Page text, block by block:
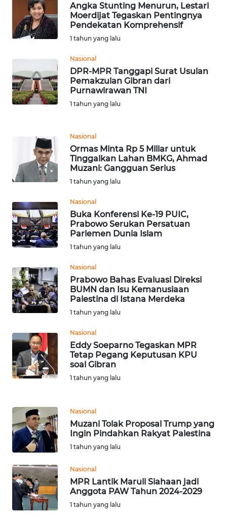
Angka Stunting Menurun, Lestari
Moerdijat Tegaskan Pentingnya
Pendekatan Komprehensif
1 tahun yang lalu
Nasional
DPR-MPR Tanggapi Surat Usulan
Pemakzulan Gibran dari
Purnawirawan TNI
1 tahun yang lalu
Nasional
Ormas Minta Rp 5 Miliar untuk
Tinggalkan Lahan BMKG, Ahmad
Muzani: Gangguan Serius
1 tahun yang lalu
Nasional
Buka Konferensi Ke-19 PUIC,
Prabowo Serukan Persatuan
Parlemen Dunia Islam
1 tahun yang lalu
Nasional
Prabowo Bahas Evaluasi Direksi
BUMN dan Isu Kemanusiaan
Palestina di Istana Merdeka
1 tahun yang lalu
Nasional
Eddy Soeparno Tegaskan MPR
Tetap Pegang Keputusan KPU
soal Gibran
1 tahun yang lalu
Nasional
Muzani Tolak Proposal Trump yang
Ingin Pindahkan Rakyat Palestina
1 tahun yang lalu
Nasional
MPR Lantik Maruli Siahaan jadi
Anggota PAW Tahun 2024-2029
1 tahun yang lalu
OLAHRAGA
OPINI
Informasi
KONTAK
KAMI
TENTANG
KAMI
MEDIA
SIBER
REDAKSI
KARIR
DISCLAIMER
Regional
WN
SUMUT
WN
JAKARTA
WN